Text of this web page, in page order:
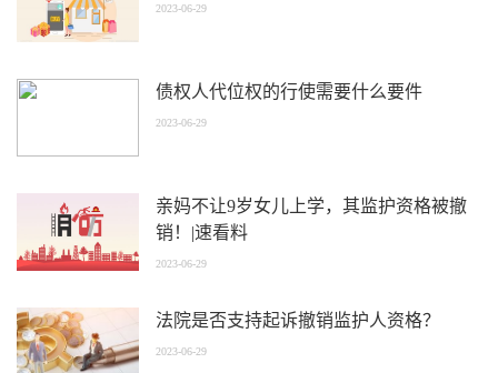
2023-06-29
债权人代位权的行使需要什么要件
2023-06-29
亲妈不让9岁女儿上学，其监护资格被撤
销！|速看料
2023-06-29
法院是否支持起诉撤销监护人资格？
2023-06-29